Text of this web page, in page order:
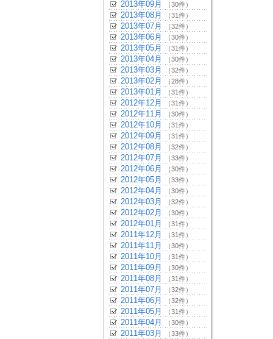
2013年09月 （30件）
2013年08月 （31件）
2013年07月 （32件）
2013年06月 （30件）
2013年05月 （31件）
2013年04月 （30件）
2013年03月 （32件）
2013年02月 （28件）
2013年01月 （31件）
2012年12月 （31件）
2012年11月 （30件）
2012年10月 （31件）
2012年09月 （31件）
2012年08月 （32件）
2012年07月 （33件）
2012年06月 （30件）
2012年05月 （33件）
2012年04月 （30件）
2012年03月 （32件）
2012年02月 （30件）
2012年01月 （31件）
2011年12月 （31件）
2011年11月 （30件）
2011年10月 （31件）
2011年09月 （30件）
2011年08月 （31件）
2011年07月 （32件）
2011年06月 （32件）
2011年05月 （31件）
2011年04月 （30件）
2011年03月 （33件）